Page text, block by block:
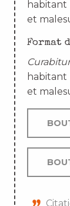
et
Format
et